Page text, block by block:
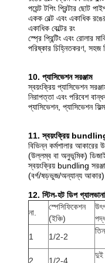
পয়েন্ট টপিং প্রিন্টার ছোট
একক বেল্ট এবং একাধিক
একাধিক বেল্টের রং
স্প্রে প্রিন্টিং এবং রোলার
পরিষ্কার চিহ্নিতকরণ, সহজ
10. প্যাসিভেশন সরঞ্জাম
স্বয়ংক্রিয় প্যাসিভেশন
নিরাপত্তা এবং পরিবেশ
প্যাসিভেশন, প্যাসিভেশন
11. স্বয়ংক্রিয়
বিভিন্ন কর্মশালার
(উল্লম্ব বা অনুভূমিক)
স্বয়ংক্রিয় bundling
(বর্গ/ষড়ভুজ/অন্যান্য আকার),
12. স্টিল-হট ডিপ
না.
স্পেসিফিকেশন
(ইঞ্চি)
1
1/2-2
2 1/2-4
দুই